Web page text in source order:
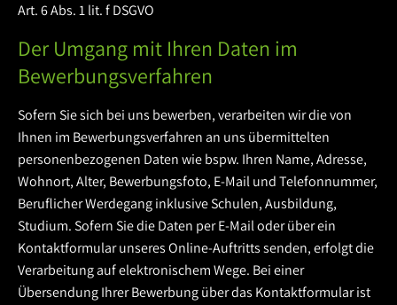
Art. 6 Abs. 1 lit. f DSGVO
Der Umgang mit Ihren Daten im
Bewerbungsverfahren
Sofern Sie sich bei uns bewerben, verarbeiten wir die von
Ihnen im Bewerbungsverfahren an uns übermittelten
personenbezogenen Daten wie bspw. Ihren Name, Adresse,
Wohnort, Alter, Bewerbungsfoto, E-Mail und Telefonnummer,
Beruflicher Werdegang inklusive Schulen, Ausbildung,
Studium. Sofern Sie die Daten per E-Mail oder über ein
Kontaktformular unseres Online-Auftritts senden, erfolgt die
Verarbeitung auf elektronischem Wege. Bei einer
Übersendung Ihrer Bewerbung über das Kontaktformular ist